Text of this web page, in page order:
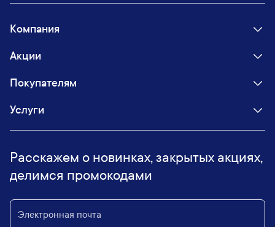
Компания
Акции
Покупателям
Услуги
Расскажем о новинках, закрытых акциях,
делимся промокодами